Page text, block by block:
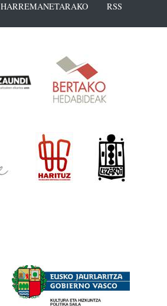
HARREMANETARAKO RSS